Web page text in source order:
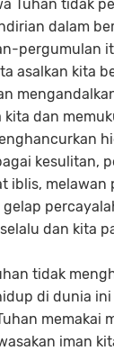
Tuhan tidak
dalam
pergumulan
asalkan kita
dan
kesulitan,
iblis, melawan
dan kita
tidak
di dunia ini
memakai
iman